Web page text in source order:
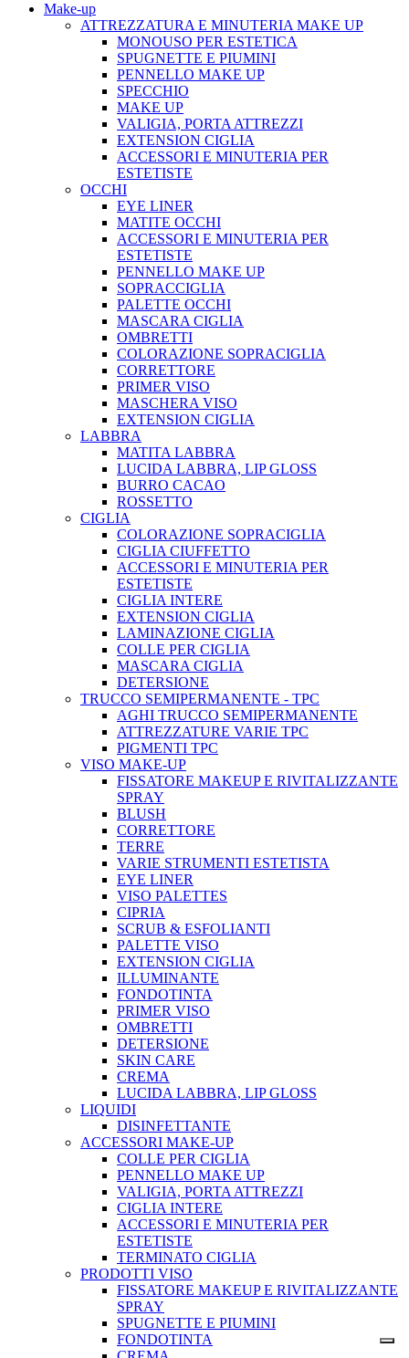
Make-up
ATTREZZATURA E MINUTERIA MAKE UP
MONOUSO PER ESTETICA
SPUGNETTE E PIUMINI
PENNELLO MAKE UP
SPECCHIO
MAKE UP
VALIGIA, PORTA ATTREZZI
EXTENSION CIGLIA
ACCESSORI E MINUTERIA PER
ESTETISTE
OCCHI
EYE LINER
MATITE OCCHI
ACCESSORI E MINUTERIA PER
ESTETISTE
PENNELLO MAKE UP
SOPRACCIGLIA
PALETTE OCCHI
MASCARA CIGLIA
OMBRETTI
COLORAZIONE SOPRACIGLIA
CORRETTORE
PRIMER VISO
MASCHERA VISO
EXTENSION CIGLIA
LABBRA
MATITA LABBRA
LUCIDA LABBRA, LIP GLOSS
BURRO CACAO
ROSSETTO
CIGLIA
COLORAZIONE SOPRACIGLIA
CIGLIA CIUFFETTO
ACCESSORI E MINUTERIA PER
ESTETISTE
CIGLIA INTERE
EXTENSION CIGLIA
LAMINAZIONE CIGLIA
COLLE PER CIGLIA
MASCARA CIGLIA
DETERSIONE
TRUCCO SEMIPERMANENTE - TPC
AGHI TRUCCO SEMIPERMANENTE
ATTREZZATURE VARIE TPC
PIGMENTI TPC
VISO MAKE-UP
FISSATORE MAKEUP E RIVITALIZZANTE
SPRAY
BLUSH
CORRETTORE
TERRE
VARIE STRUMENTI ESTETISTA
EYE LINER
VISO PALETTES
CIPRIA
SCRUB & ESFOLIANTI
PALETTE VISO
EXTENSION CIGLIA
ILLUMINANTE
FONDOTINTA
PRIMER VISO
OMBRETTI
DETERSIONE
SKIN CARE
CREMA
LUCIDA LABBRA, LIP GLOSS
LIQUIDI
DISINFETTANTE
ACCESSORI MAKE-UP
COLLE PER CIGLIA
PENNELLO MAKE UP
VALIGIA, PORTA ATTREZZI
CIGLIA INTERE
ACCESSORI E MINUTERIA PER
ESTETISTE
TERMINATO CIGLIA
PRODOTTI VISO
FISSATORE MAKEUP E RIVITALIZZANTE
SPRAY
SPUGNETTE E PIUMINI
FONDOTINTA